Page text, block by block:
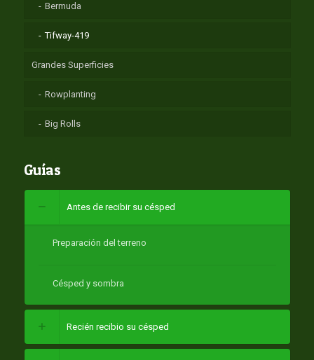
Bermuda
Tifway-419
Grandes Superficies
Rowplanting
Big Rolls
Guías
Antes de recibir su césped
Preparación del terreno
Césped y sombra
Recién recibio su césped